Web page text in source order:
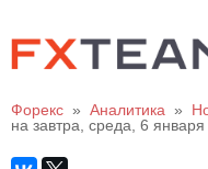
Форекс » Аналитика »
на завтра, среда, 6 января